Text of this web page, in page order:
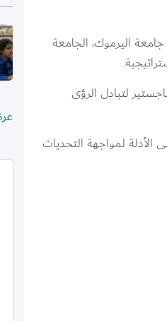
جامعة اليرموك، الجامعة
لتبادل الرؤى
لمواجهة التحديات